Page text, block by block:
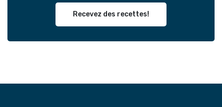
Recevez des recettes!